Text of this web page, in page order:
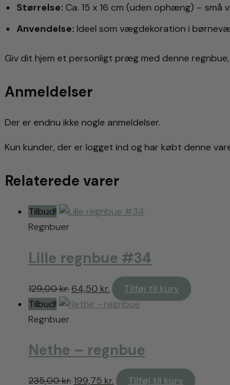
Størrelse: Ca. 15 x 16 cm (uden ophæng) –
Anvendelse: Ideel som vægdekoration i
Giv dit hjem et personligt præg med denne
Anmeldelser
Der er endnu ikke nogle anmeldelser.
Kun kunder, der er logget ind og har købt denne
Relaterede varer
Tilbud!
Regnbuer
Lille regnbue #34
129,00kr. Den
oprindelige
129,00 kr..
64,50 kr. Den
aktuelle
64,50 kr..
Tilføj til kurv
Tilbud!
Regnbuer
Nethe – regnbue
235,00kr. Den
199,75 kr. DenTilføj til kurv